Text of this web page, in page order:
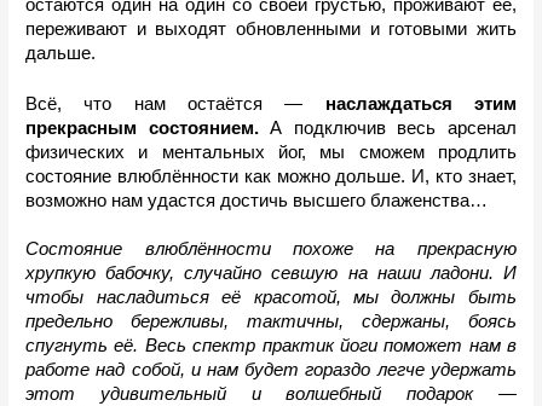
остаются один на один со своей грустью, проживают её,
переживают и выходят обновленными и готовыми жить
дальше.
Всё, что нам остаётся — наслаждаться этим
прекрасным состоянием. А подключив весь арсенал
физических и ментальных йог, мы сможем продлить
состояние влюблённости как можно дольше. И, кто знает,
возможно нам удастся достичь высшего блаженства…
Состояние влюблённости похоже на прекрасную
хрупкую бабочку, случайно севшую на наши ладони. И
чтобы насладиться её красотой, мы должны быть
предельно бережливы, тактичны, сдержаны, боясь
спугнуть её. Весь спектр практик йоги поможет нам в
работе над собой, и нам будет гораздо легче удержать
этот удивительный и волшебный подарок —